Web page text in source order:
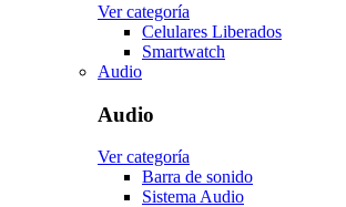
Ver categoría
Celulares Liberados
Smartwatch
Audio
Audio
Ver categoría
Barra de sonido
Sistema Audio